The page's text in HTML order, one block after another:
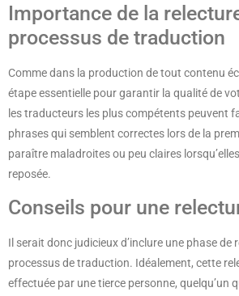
Importance de la
processus de traduction
Comme dans la production de tout contenu
étape essentielle pour garantir la qualité de
les traducteurs les plus compétents peuvent
phrases qui semblent correctes lors de la
paraître maladroites ou peu claires
reposée.
Conseils pour une
Il serait donc judicieux d’inclure une phase de
processus de traduction. Idéalement, cette
effectuée par une tierce personne, quelqu’un